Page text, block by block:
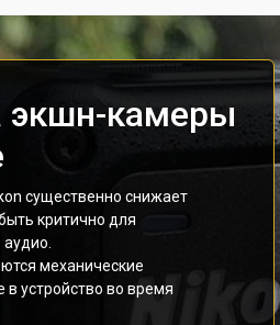
экшн-камеры
существенно снижает
критично для
механические
устройство во время